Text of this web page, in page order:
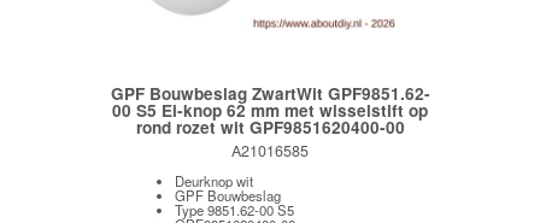
GPF Bouwbeslag ZwartWit GPF9851.62-
00 S5 Ei-knop 62 mm met wisselstift op
rond rozet wit GPF9851620400-00
A21016585
Deurknop wit
GPF Bouwbeslag
Type 9851.62-00 S5